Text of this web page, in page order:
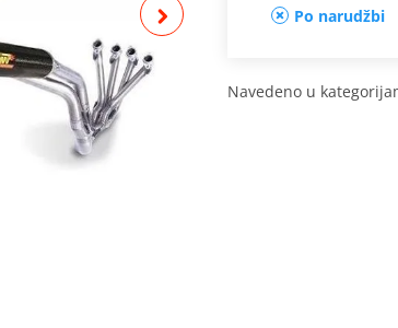
Po narudžbi
Navedeno u